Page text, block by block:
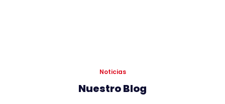
Noticias
Nuestro Blog